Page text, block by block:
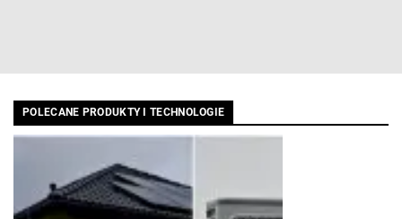
POLECANE PRODUKTY I TECHNOLOGIE